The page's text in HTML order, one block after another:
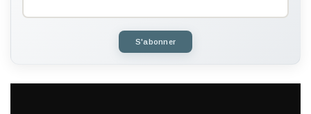
S'abonner